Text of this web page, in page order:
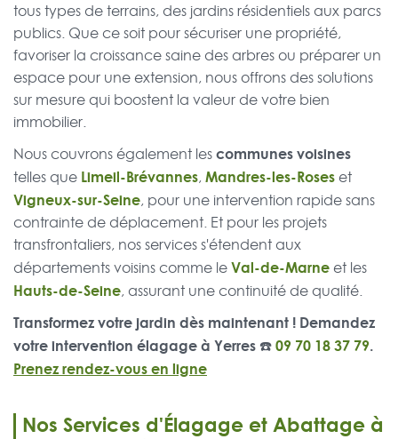
tous types de terrains, des jardins résidentiels aux parcs
publics. Que ce soit pour sécuriser une propriété,
favoriser la croissance saine des arbres ou préparer un
espace pour une extension, nous offrons des solutions
sur mesure qui boostent la valeur de votre bien
immobilier.
Nous couvrons également lescommunes voisines
telles que Limeil-Brévannes, Mandres-les-Roses et
Vigneux-sur-Seine, pour une intervention rapide sans
contrainte de déplacement. Et pour les projets
transfrontaliers, nos services s'étendent aux
départements voisins comme leVal-de-Marne et les
Hauts-de-Seine, assurant une continuité de qualité.
Transformez votre jardin dès maintenant ! Demandez
votre intervention élagage à Yerres ☎️09 70 18 37 79.
Prenez rendez-vous en ligne
Nos Services d'Élagage et Abattage à